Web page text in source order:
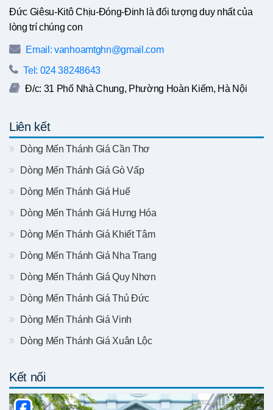
Đức Giêsu-Kitô Chịu-Đóng-Đinh là đối tượng duy nhất của
lòng trí chúng con
Email: vanhoamtghn@gmail.com
Tel: 024 38248643
Đ/c: 31 Phố Nhà Chung, Phường Hoàn Kiếm, Hà Nội
Liên kết
Dòng Mến Thánh Giá Cần Thơ
Dòng Mến Thánh Giá Gò Vấp
Dòng Mến Thánh Giá Huế
Dòng Mến Thánh Giá Hưng Hóa
Dòng Mến Thánh Giá Khiết Tâm
Dòng Mến Thánh Giá Nha Trang
Dòng Mến Thánh Giá Quy Nhơn
Dòng Mến Thánh Giá Thủ Đức
Dòng Mến Thánh Giá Vinh
Dòng Mến Thánh Giá Xuân Lộc
Kết nối